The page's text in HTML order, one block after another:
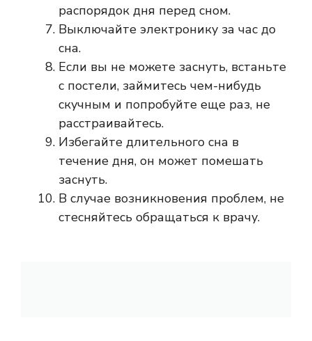
распорядок дня перед сном.
Выключайте электронику за час до
сна.
Если вы не можете заснуть, встаньте
с постели, займитесь чем-нибудь
скучным и попробуйте еще раз, не
расстраивайтесь.
Избегайте длительного сна в
течение дня, он может помешать
заснуть.
В случае возникновения проблем, не
стесняйтесь обращаться к врачу.